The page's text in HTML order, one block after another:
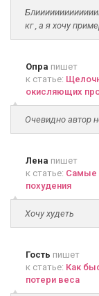
кг , а я хочу
Опра пишет
к статье:
окисляющих
Очевидно автор
Лена пишет
к статье: Самые
похудения
Хочу худеть
Гость пишет
к статье: Как
потери веса